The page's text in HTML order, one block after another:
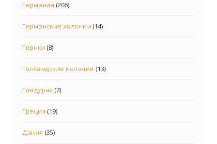
Германия (206)
Германские колонии (14)
Гернси (8)
Голландские колонии (13)
Гондурас(7)
Греция (19)
Дания (35)